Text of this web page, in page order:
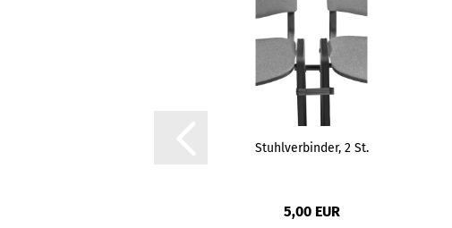
Stuhlverbinder, 2 St.
5,00 EUR